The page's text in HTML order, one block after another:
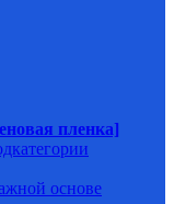
пленка]
основе